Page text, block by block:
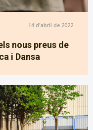
14 d’abril de 2022
nous preus de
i Dansa